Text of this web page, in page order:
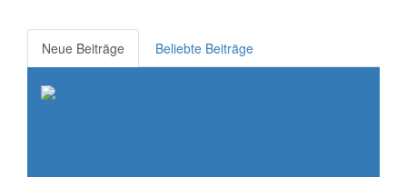
Neue Beiträge Beliebte Beiträge